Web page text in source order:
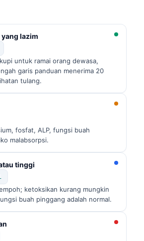
lazim
untuk ramai orang dewasa,
garis panduan menerima 20
tulang.
fosfat, ALP, fungsi buah
malabsorpsi.
tinggi
ketoksikan kurang mungkin
buah pinggang adalah normal.